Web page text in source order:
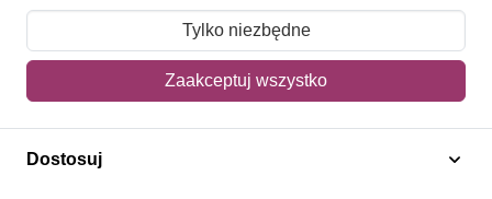
Mój koszyk
Adres dostawy
Polecamy
Tylko niezbędne
Zaakceptuj wszystko
Dostosuj